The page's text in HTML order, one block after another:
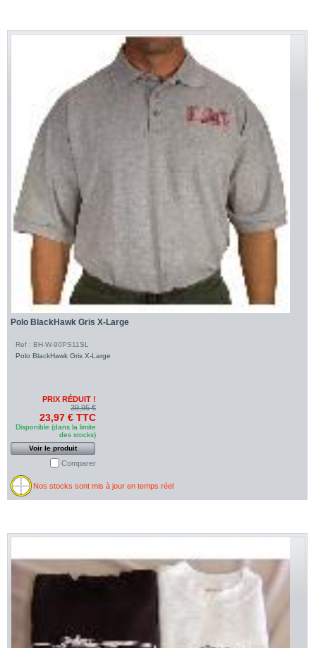
Polo BlackHawk Gris X-Large
Ref : BH-W-90PS11SL
Polo BlackHawk Gris X-Large
PRIX RÉDUIT !
39,95 €
23,97 € TTC
Disponible (dans la limite
des stocks)
Voir le produit
Comparer
Nos stocks sont mis à jour en temps réel